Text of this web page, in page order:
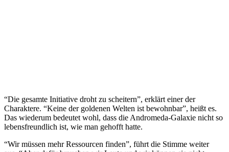
“Die gesamte Initiative droht zu scheitern”, erklärt einer der
Charaktere. “Keine der goldenen Welten ist bewohnbar”, heißt es.
Das wiederum bedeutet wohl, dass die Andromeda-Galaxie nicht so
lebensfreundlich ist, wie man gehofft hatte.
“Wir müssen mehr Ressourcen finden”, führt die Stimme weiter